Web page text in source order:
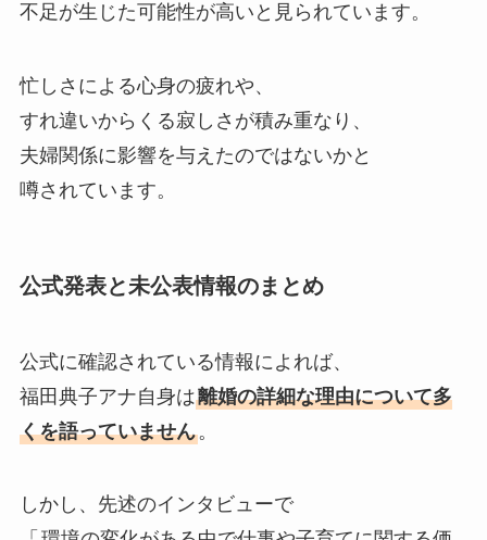
不足が生じた可能性が高いと見られています。
忙しさによる心身の疲れや、
すれ違いからくる寂しさが積み重なり、
夫婦関係に影響を与えたのではないかと
噂されています。
公式発表と未公表情報のまとめ
公式に確認されている情報によれば、
福田典子アナ自身は離婚の詳細な理由について多
くを語っていません。
しかし、先述のインタビューで